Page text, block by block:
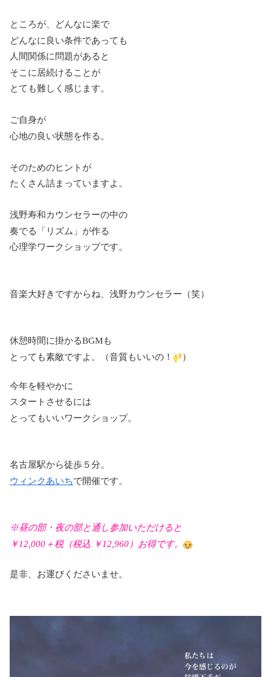
ところが、どんなに楽で
どんなに良い条件であっても
人間関係に問題があると
そこに居続けることが
とても難しく感じます。
ご自身が
心地の良い状態を作る。
そのためのヒントが
たくさん詰まっていますよ。
浅野寿和カウンセラーの中の
奏でる「リズム」が作る
心理学ワークショップです。
音楽大好きですからね、浅野カウンセラー（笑）
休憩時間に掛かるBGMも
とっても素敵ですよ。（音質もいいの！
）
今年を軽やかに
スタートさせるには
とってもいいワークショップ。
名古屋駅から徒歩５分。
ウィンクあいちで開催です。
※昼の部・夜の部と通し参加いただけると
￥12,000＋税（税込 ￥12,960）
お得です。
是非、お運びくださいませ。